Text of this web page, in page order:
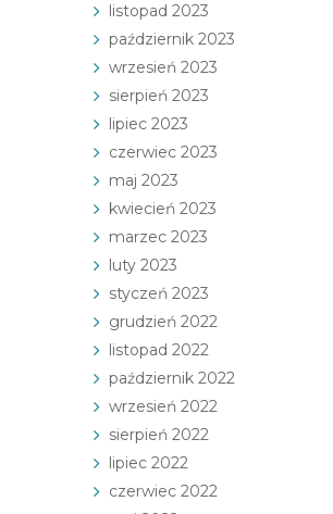
listopad 2023
październik 2023
wrzesień 2023
sierpień 2023
lipiec 2023
czerwiec 2023
maj 2023
kwiecień 2023
marzec 2023
luty 2023
styczeń 2023
grudzień 2022
listopad 2022
październik 2022
wrzesień 2022
sierpień 2022
lipiec 2022
czerwiec 2022